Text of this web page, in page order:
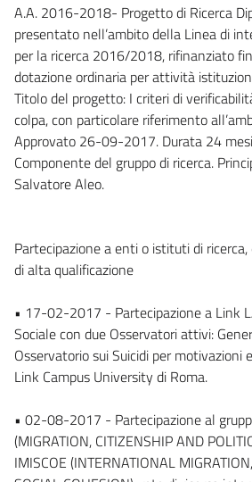
A.A. 2016-2018- Progetto di Ricerca
presentato nell’ambito della Linea di
per la ricerca 2016/2018, rifinanziato
dotazione ordinaria per attività
Titolo del progetto: I criteri di
colpa, con particolare riferimento
Approvato 26-09-2017. Durata 24
Componente del gruppo di ricerca.
Salvatore Aleo.
Partecipazione a enti o istituti di
di alta qualificazione
• 17-02-2017 - Partecipazione a Link
Sociale con due Osservatori attivi:
Osservatorio sui Suicidi per motivazioni
Link Campus University di Roma.
• 02-08-2017 - Partecipazione al
(MIGRATION, CITIZENSHIP AND
IMISCOE (INTERNATIONAL